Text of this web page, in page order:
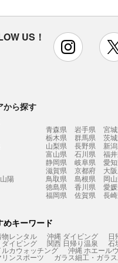
US！ instagram
から探す
青森県 岩手県 宮
栃木県 群馬県 茨
山梨県 長野県
新
富山県 石川県
福
静岡県 岐阜県 愛
滋賀県 京都府 大
陽
鳥取県 島根県 岡
徳島県 香川県 愛
福岡県 佐賀県 長
めキーワード
レンタル 沖縄 ダイビング 日
イビング 関西 日帰り温泉 石
カウォッチング 沖縄 ホエール
ンスポーツ ガラス細工・ガラ